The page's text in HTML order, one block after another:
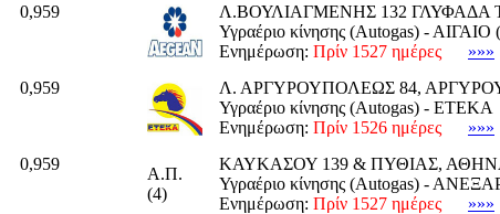
0,959
Λ.ΒΟΥΛΙΑΓΜΕΝΗΣ 132 ΓΛΥΦΑΔΑ
Υγραέριο κίνησης (Autogas) -
Ενημέρωση: Πρίν 1527 ημέρες
»»»
0,959
Λ. ΑΡΓΥΡΟΥΠΟΛΕΩΣ 84,
Υγραέριο κίνησης (Autogas) - ΕΤΕΚΑ
Ενημέρωση: Πρίν 1526 ημέρες
»»»
0,959
Α.Π.
(4)
ΚΑΥΚΑΣΟΥ 139 & ΠΥΘΙΑΣ,
Υγραέριο κίνησης (Autogas) -
Ενημέρωση: Πρίν 1527 ημέρες
»»»